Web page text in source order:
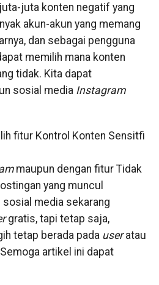
juta konten negatif yang
akun-akun yang memang
dan sebagai pengguna
memilih mana konten
tidak. Kita dapat
sosial media Instagram
fitur Kontrol Konten Sensitfi
maupun dengan fitur Tidak
yang muncul
media sekarang
gratis, tapi tetap saja,
tetap berada pada useratau
artikel ini dapat